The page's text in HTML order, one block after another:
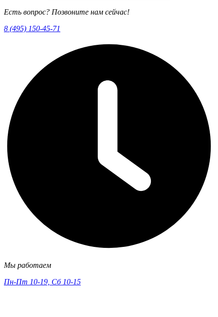
Есть вопрос? Позвоните нам сейчас!
8 (495) 150-45-71
Мы работаем
Пн-Пт 10-19, Сб 10-15